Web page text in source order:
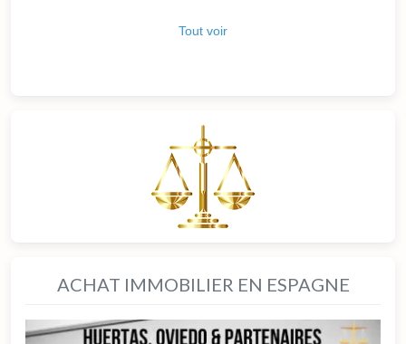
qu’elle dispose d’un réseauTout voir
ACHAT IMMOBILIER EN ESPAGNE